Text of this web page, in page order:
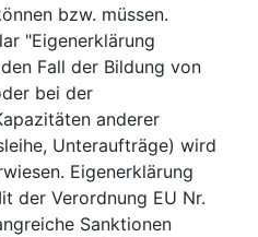
bzw. müssen.
"Eigenerklärung
Fall der Bildung von
bei der
anderer
Unteraufträge) wird
Eigenerklärung
der Verordnung EU Nr.
Sanktionen